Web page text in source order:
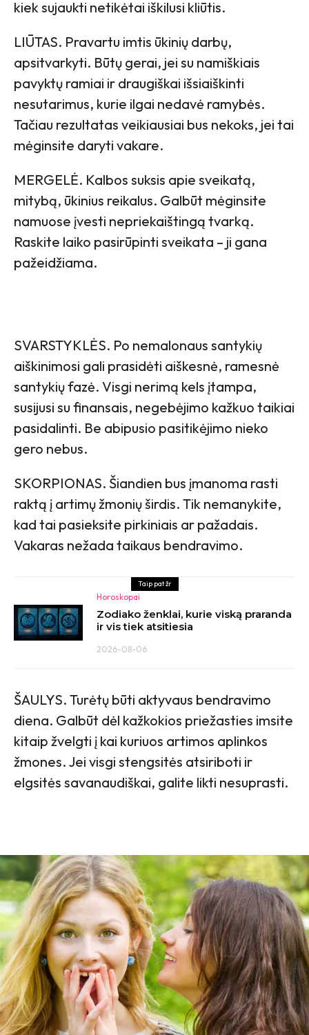
kiek sujaukti netikėtai iškilusi kliūtis.
LIŪTAS. Pravartu imtis ūkinių darbų,
apsitvarkyti. Būtų gerai, jei su namiškiais
pavyktų ramiai ir draugiškai išsiaiškinti
nesutarimus, kurie ilgai nedavė ramybės.
Tačiau rezultatas veikiausiai bus nekoks, jei tai
mėginsite daryti vakare.
MERGELĖ. Kalbos suksis apie sveikatą,
mitybą, ūkinius reikalus. Galbūt mėginsite
namuose įvesti nepriekaištingą tvarką.
Raskite laiko pasirūpinti sveikata – ji gana
pažeidžiama.
SVARSTYKLĖS. Po nemalonaus santykių
aiškinimosi gali prasidėti aiškesnė, ramesnė
santykių fazė. Visgi nerimą kels įtampa,
susijusi su finansais, negebėjimo kažkuo taikiai
pasidalinti. Be abipusio pasitikėjimo nieko
gero nebus.
SKORPIONAS. Šiandien bus įmanoma rasti
raktą į artimų žmonių širdis. Tik nemanykite,
kad tai pasieksite pirkiniais ar pažadais.
Vakaras nežada taikaus bendravimo.
Taip pat žr
Horoskopai
Zodiako ženklai, kurie viską praranda
ir vis tiek atsitiesia
2026-08-06
ŠAULYS. Turėtų būti aktyvaus bendravimo
diena. Galbūt dėl kažkokios priežasties imsite
kitaip žvelgti į kai kuriuos artimos aplinkos
žmones. Jei visgi stengsitės atsiriboti ir
elgsitės savanaudiškai, galite likti nesuprasti.